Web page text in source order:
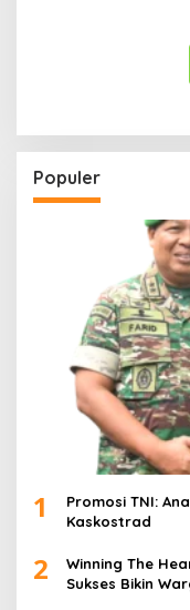
Populer
1
Promosi TNI:
Kaskostrad
2
Winning The
Sukses Bikin